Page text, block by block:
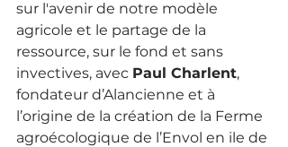
sur l'avenir de notre modèle
agricole et le partage de la
ressource, sur le fond et sans
invectives, avec Paul Charlent,
fondateur d’Alancienne et à
l’origine de la création de la Ferme
agroécologique de l’Envol en ile de